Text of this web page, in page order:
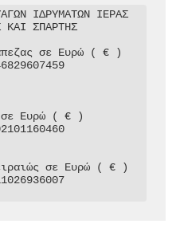
ΙΔΡΥΜΑΤΩΝ ΙΕΡΑΣ
ΚΑΙ ΣΠΑΡΤΗΣ
σε Ευρώ ( € )
σε Ευρώ ( € )
σε Ευρώ ( € )